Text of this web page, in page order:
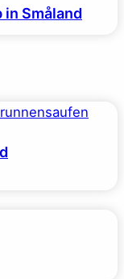
in Småland